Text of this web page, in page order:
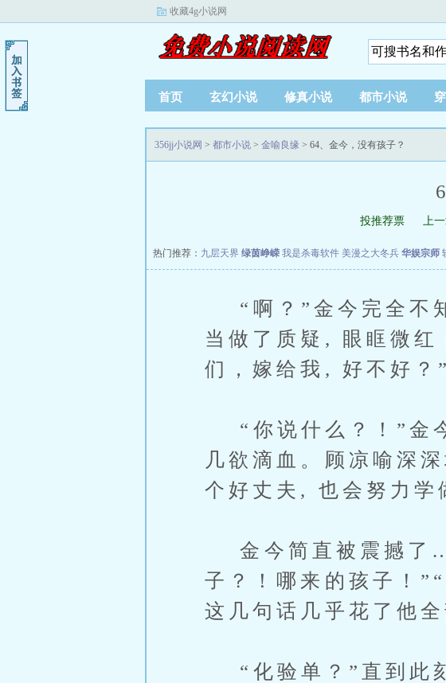
收藏4g小说网
首页 玄幻小说 修真小说 都市小说
356jj小说网 > 都市小说 > 金喻良缘 > 64、金今，没有孩子？
投推荐票 上
热门推荐： 九层天界 绿茵峥嵘 我是杀毒软件 美漫之大冬兵 华娱宗师
“啊？”金今完全不
当做了质疑, 眼眶微红
们，嫁给我, 好不好？”
“你说什么？！”金
几欲滴血。顾凉喻深
个好丈夫, 也会努力学
金今简直被震撼了…
子？！哪来的孩子！
这几句话几乎花了他全
“化验单？”直到此